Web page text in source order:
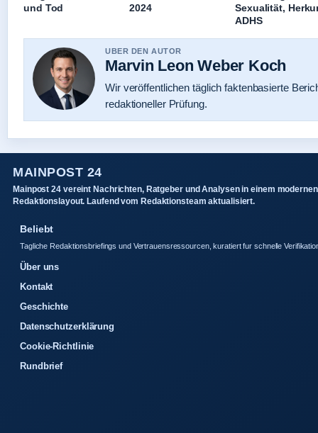
und Tod
2024
Sexualität,
ADHS
UBER DEN AUTOR
Marvin Leon Weber Koch
Wir veröffentlichen täglich faktenbasierte
redaktioneller Prüfung.
MAINPOST 24
Mainpost 24 vereint Nachrichten, Ratgeber und Analysen in einem modernen
Redaktionslayout. Laufend vom Redaktionsteam aktualisiert.
Beliebt
Tagliche Redaktionsbriefings und Vertrauensressourcen, kuratiert fur schnelle
Über uns
Kontakt
Geschichte
Datenschutzerklärung
Cookie-Richtlinie
Rundbrief